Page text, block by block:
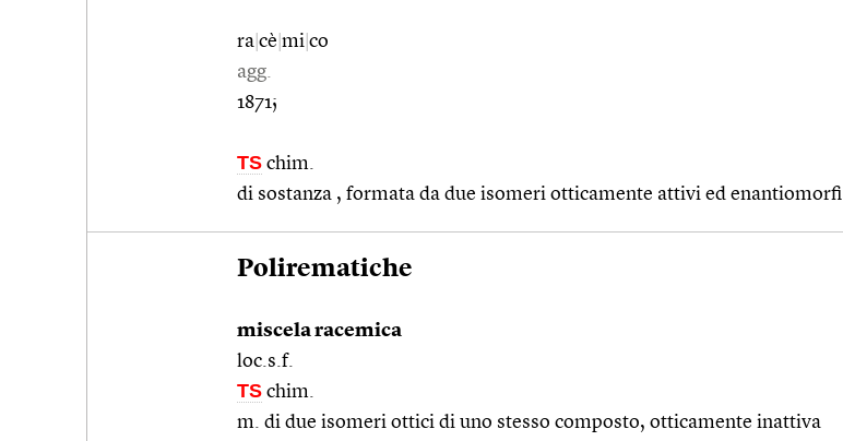
ra cè mi co
agg.
1871;
TS chim.
di sostanza , formata da due isomeri otticamente attivi ed enantiomorfi
Polirematiche
miscela racemica
loc.s.f.
TS chim.
m. di due isomeri ottici di uno stesso composto, otticamente inattiva